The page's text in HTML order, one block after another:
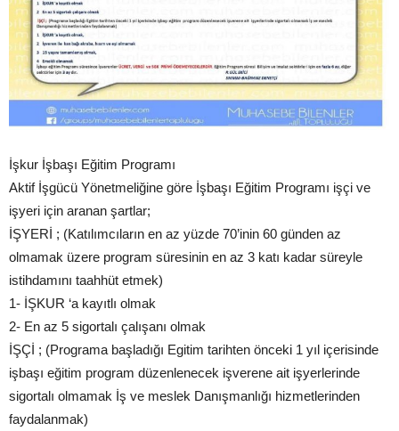
İşkur İşbaşı Eğitim Programı
Aktif İşgücü Yönetmeliğine göre İşbaşı Eğitim Programı işçi ve
işyeri için aranan şartlar;
İŞYERİ ; (Katılımcıların en az yüzde 70’inin 60 günden az
olmamak üzere program süresinin en az 3 katı kadar süreyle
istihdamını taahhüt etmek)
1- İŞKUR ‘a kayıtlı olmak
2- En az 5 sigortalı çalışanı olmak
İŞÇİ ; (Programa başladığı Egitim tarihten önceki 1 yıl içerisinde
işbaşı eğitim program düzenlenecek işverene ait işyerlerinde
sigortalı olmamak İş ve meslek Danışmanlığı hizmetlerinden
faydalanmak)